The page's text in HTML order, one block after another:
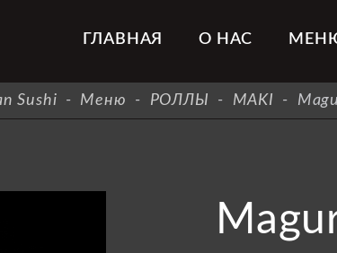
ГЛАВНАЯ О НАС
Sushi - Меню - РОЛЛЫ - MAKI -